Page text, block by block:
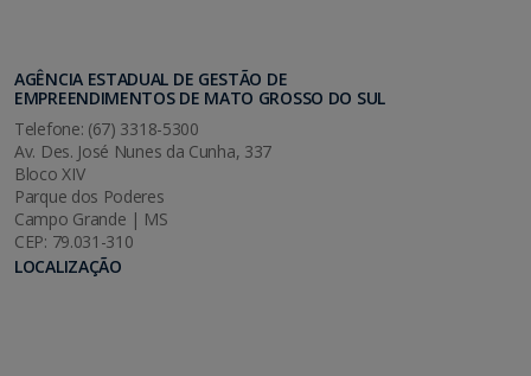
AGÊNCIA ESTADUAL DE GESTÃO DE
EMPREENDIMENTOS DE MATO GROSSO DO SUL
Telefone: (67) 3318-5300
Av. Des. José Nunes da Cunha, 337
Bloco XIV
Parque dos Poderes
Campo Grande | MS
CEP: 79.031-310
LOCALIZAÇÃO